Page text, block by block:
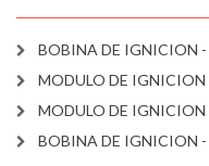
BOBINA DE IGNICION -
MODULO DE IGNICION
MODULO DE IGNICION
BOBINA DE IGNICION